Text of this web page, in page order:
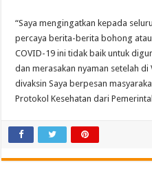
“Saya mengingatkan kepada
percaya berita-berita bohong
COVID-19 ini tidak baik untuk
dan merasakan nyaman setelah di
divaksin Saya berpesan
Protokol Kesehatan dari